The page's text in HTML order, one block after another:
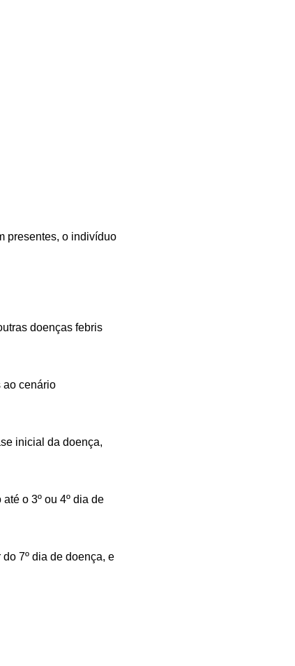
presentes, o indivíduo
doenças febris
ao cenário
inicial da doença,
o 3º ou 4º dia de
7º dia de doença, e